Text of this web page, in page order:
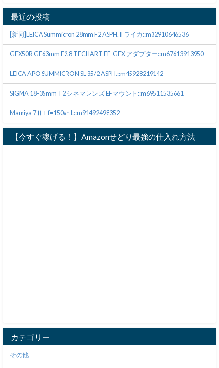
最近の投稿
[新同]LEICA Summicron 28mm F2 ASPH. II ライカ::m32910646536
GFX50R GF63mm F2.8 TECHART EF-GFX アダプター::m67613913950
LEICA APO SUMMICRON SL 35/2 ASPH.::m45928219142
SIGMA 18-35mm T2 シネマレンズ EFマウント::m69511535661
Mamiya 7Ⅱ + f=150㎜ L::m91492498352
【今すぐ稼げる！】Amazonせどり最強の仕入れ方法
カテゴリー
その他